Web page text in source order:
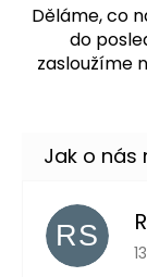
Děláme, co
do
zasloužíme
RS